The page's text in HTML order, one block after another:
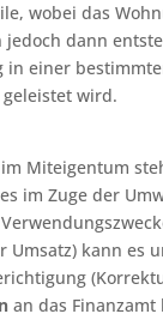
wobei das
dann
in einer
wird.
Miteigentum
im Zuge der
Umsatz) kann es
an das Finanzamt